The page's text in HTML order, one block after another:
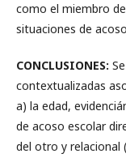
como el miembro
situaciones de
CONCLUSIONES:
contextualizadas
a) la edad,
de acoso escolar
del otro y relacional